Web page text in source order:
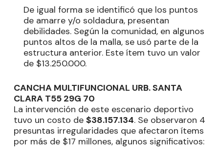
De igual forma se identificó que los puntos
de amarre y/o soldadura, presentan
debilidades. Según la comunidad, en algunos
puntos altos de la malla, se usó parte de la
estructura anterior. Este ítem tuvo un valor
de $13.250.000.
CANCHA MULTIFUNCIONAL URB. SANTA
CLARA T55 29G 70
La intervención de este escenario deportivo
tuvo un costo de $38.157.134. Se observaron 4
presuntas irregularidades que afectaron ítems
por más de $17 millones, algunos significativos: